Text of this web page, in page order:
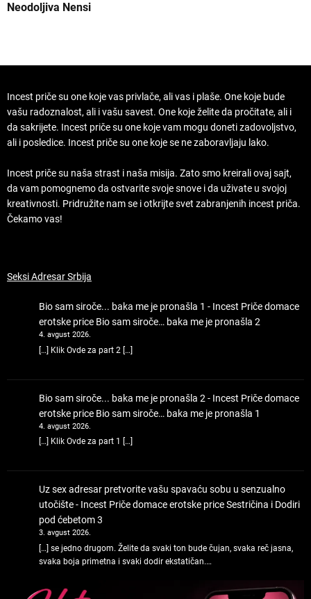
Neodoljiva Nensi
Incest priče su one koje vas privlače, ali vas i plaše. One koje bude
vašu radoznalost, ali i vašu savest. One koje želite da pročitate, ali i
da sakrijete. Incest priče su one koje vam mogu doneti zadovoljstvo,
ali i posledice. Incest priče su one koje se ne zaboravljaju lako.
Incest priče su naša strast i naša misija. Zato smo kreirali ovaj sajt,
da vam pomognemo da ostvarite svoje snove i da uživate u svojoj
kreativnosti. Pridružite nam se i otkrijte svet zabranjenih incest priča.
Čekamo vas!
Seksi Adresar Srbija
Bio sam siroče... baka me je pronašla 1 - Incest Priče domace
erotske price Bio sam siroče… baka me je pronašla 2
4. avgust 2026.
[…] Klik Ovde za part 2 […]
Bio sam siroče... baka me je pronašla 2 - Incest Priče domace
erotske price Bio sam siroče… baka me je pronašla 1
4. avgust 2026.
[…] Klik Ovde za part 1 […]
Uz sex adresar pretvorite vašu spavaću sobu u senzualno
utočište - Incest Priče domace erotske price Sestričina i Dodiri
pod ćebetom 3
3. avgust 2026.
[…] se jedno drugom. Želite da svaki ton bude čujan, svaka reč jasna,
svaka boja primetna i svaki dodir ekstatičan.…